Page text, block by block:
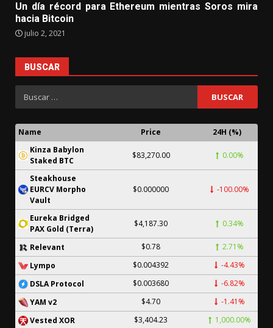
Un día récord para Ethereum mientras Soros mira
hacia Bitcoin
julio 2, 2021
BUSCAR
Name Price
24H (%)
Kinza Babylon
Staked BTC
$83,270.00 0.00%
Steakhouse
EURCV Morpho
Vault
$0.000000 -100.00%
Eureka Bridged
PAX Gold (Terra)
$4,187.30 0.34%
Relevant $0.78
2.71%
Lympo
$0.004392
-4.43%
DSLA Protocol
$0.003680
-6.82%
YAM v2
$4.70
-1.41%
Vested XOR
$3,404.23 1,000.00%